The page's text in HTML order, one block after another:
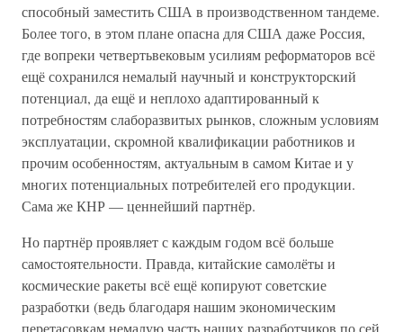
способный заместить США в производственном тандеме.
Более того, в этом плане опасна для США даже Россия,
где вопреки четвертьвековым усилиям реформаторов всё
ещё сохранился немалый научный и конструкторский
потенциал, да ещё и неплохо адаптированный к
потребностям слаборазвитых рынков, сложным условиям
эксплуатации, скромной квалификации работников и
прочим особенностям, актуальным в самом Китае и у
многих потенциальных потребителей его продукции.
Сама же КНР — ценнейший партнёр.
Но партнёр проявляет с каждым годом всё больше
самостоятельности. Правда, китайские самолёты и
космические ракеты всё ещё копируют советские
разработки (ведь благодаря нашим экономическим
перетасовкам немалую часть наших разработчиков по сей